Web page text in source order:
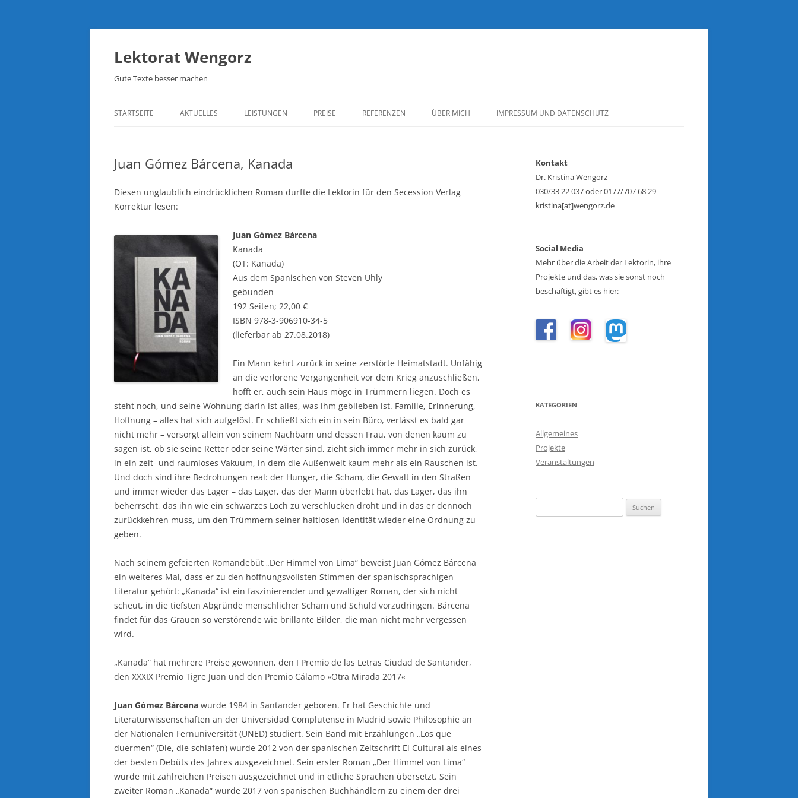
Lektorat Wengorz
Gute Texte besser machen
Inhalt
STARTSEITE AKTUELLES LEISTUNGEN PREISE REFERENZEN
SACHBUCH
ÜBER MICH IMPRESSUM UND DATENSCHUTZ
Juan Gómez Bárcena, Kanada
Diesen unglaublich eindrücklichen Roman durfte die Lektorin für den Secession Verlag
Korrektur lesen:
Juan Gómez Bárcena
Kanada
(OT: Kanada)
Aus dem Spanischen von Steven Uhly
gebunden
192 Seiten; 22,00 €
ISBN 978-3-906910-34-5
(lieferbar ab 27.08.2018)
Ein Mann kehrt zurück in seine zerstörte Heimatstadt. Unfähig
an die verlorene Vergangenheit vor dem Krieg anzuschließen,
hofft er, auch sein Haus möge in Trümmern liegen. Doch es
steht noch, und seine Wohnung darin ist alles, was ihm geblieben ist. Familie, Erinnerung,
Hoffnung – alles hat sich aufgelöst. Er schließt sich ein in sein Büro, verlässt es bald gar
nicht mehr – versorgt allein von seinem Nachbarn und dessen Frau, von denen kaum zu
sagen ist, ob sie seine Retter oder seine Wärter sind, zieht sich immer mehr in sich zurück,
in ein zeit- und raumloses Vakuum, in dem die Außenwelt kaum mehr als ein Rauschen ist.
Und doch sind ihre Bedrohungen real: der Hunger, die Scham, die Gewalt in den Straßen
und immer wieder das Lager – das Lager, das der Mann überlebt hat, das Lager, das ihn
beherrscht, das ihn wie ein schwarzes Loch zu verschlucken droht und in das er dennoch
zurückkehren muss, um den Trümmern seiner haltlosen Identität wieder eine Ordnung zu
geben.
Nach seinem gefeierten Romandebüt „Der Himmel von Lima“ beweist Juan Gómez Bárcena
ein weiteres Mal, dass er zu den hoffnungsvollsten Stimmen der spanischsprachigen
Literatur gehört: „Kanada“ ist ein faszinierender und gewaltiger Roman, der sich nicht
scheut, in die tiefsten Abgründe menschlicher Scham und Schuld vorzudringen. Bárcena
findet für das Grauen so verstörende wie brillante Bilder, die man nicht mehr vergessen
wird.
„Kanada“ hat mehrere Preise gewonnen, den I Premio de las Letras Ciudad de Santander,
den XXXIX Premio Tigre Juan und den Premio Cálamo »Otra Mirada 2017«
Juan Gómez Bárcena wurde 1984 in Santander geboren. Er hat Geschichte und
Literaturwissenschaften an der Universidad Complutense in Madrid sowie Philosophie an
der Nationalen Fernuniversität (UNED) studiert. Sein Band mit Erzählungen „Los que
duermen“ (Die, die schlafen) wurde 2012 von der spanischen Zeitschrift El Cultural als eines
der besten Debüts des Jahres ausgezeichnet. Sein erster Roman „Der Himmel von Lima“
wurde mit zahlreichen Preisen ausgezeichnet und in etliche Sprachen übersetzt. Sein
zweiter Roman „Kanada“ wurde 2017 von spanischen Buchhändlern zu einem der drei
Kontakt
Dr. Kristina Wengorz
030/33 22 037 oder 0177/707 68 29
kristina[at]wengorz.de
Social Media
Mehr über die Arbeit der Lektorin, ihre
Projekte und das, was sie sonst noch
beschäftigt, gibt es hier:
KATEGORIEN
Allgemeines
Projekte
Veranstaltungen
nach: